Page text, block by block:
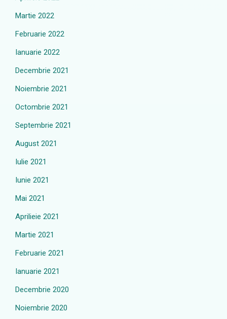
Martie 2022
Februarie 2022
Ianuarie 2022
Decembrie 2021
Noiembrie 2021
Octombrie 2021
Septembrie 2021
August 2021
Iulie 2021
Iunie 2021
Mai 2021
Aprilieie 2021
Martie 2021
Februarie 2021
Ianuarie 2021
Decembrie 2020
Noiembrie 2020